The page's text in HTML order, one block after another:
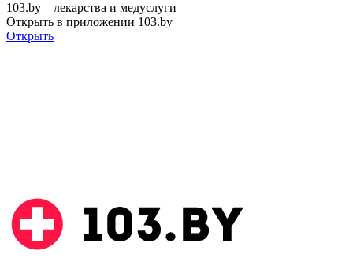
103.by – лекарства и медуслуги
Открыть в приложении 103.by
Открыть